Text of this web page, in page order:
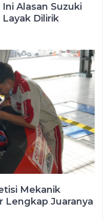
Alasan Suzuki
Layak Dilirik
Mekanik
Lengkap Juaranya